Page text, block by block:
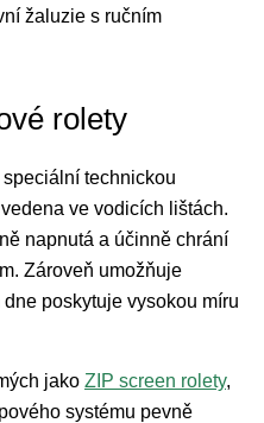
žaluzie s ručním
rolety
technickou
ve vodicích lištách.
napnutá a účinně chrání
Zároveň umožňuje
poskytuje vysokou míru
jako ZIP screen rolety,
systému pevně